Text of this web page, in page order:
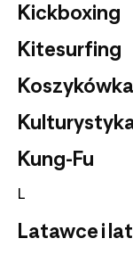
Kickboxing
Kitesurfing
Koszykówka
Kung-Fu
L
Latawce i